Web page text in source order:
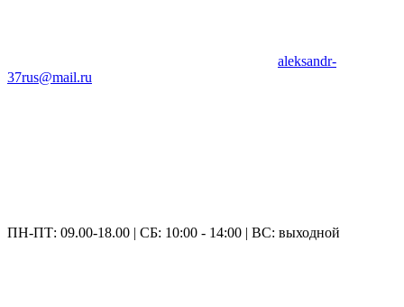
aleksandr-
37rus@mail.ru
ПН-ПТ: 09.00-18.00 | СБ: 10:00 - 14:00 | ВС: выходной